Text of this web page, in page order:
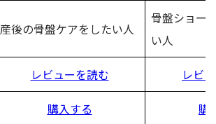
産後の骨盤ケアをしたい人
骨盤ショー
い人
レビューを読む レビ
購入する
購